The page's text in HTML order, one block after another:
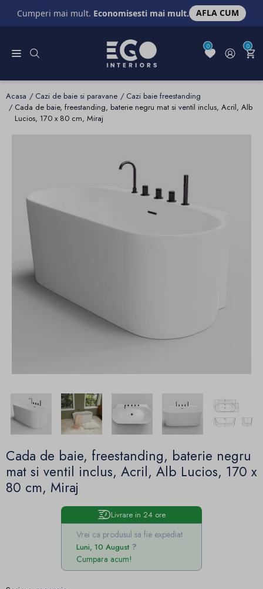
Cumperi mai mult. Economisesti mai mult. AFLA CUM
0 0
Acasa Cazi de baie si paravane
Cazi baie freestanding
Cada de baie, freestanding, baterie negru mat si ventil inclus, Acril, Alb
Lucios, 170 x 80 cm, Miraj
Cada de baie, freestanding, baterie negru
mat si ventil inclus, Acril, Alb Lucios, 170 x
80 cm, Miraj
Livrare in 24 ore
Vrei ca produsul sa fie expediat
Luni, 10 August
Cumpara acum!